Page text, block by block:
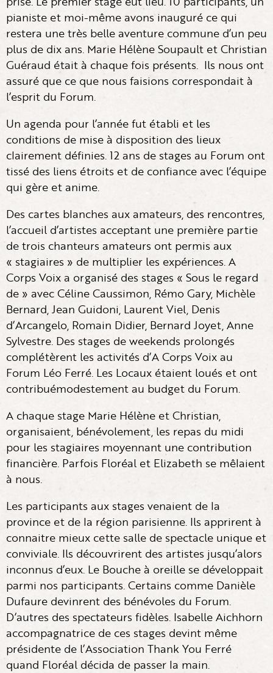
pianiste et moi-même avons inauguré ce qui
restera une très belle aventure commune d’un peu
plus de dix ans. Marie Hélène Soupault et Christian
Guéraud était à chaque fois présents. Ils nous ont
assuré que ce que nous faisions correspondait à
l’esprit du Forum.
Un agenda pour l’année fut établi et les
conditions de mise à disposition des lieux
clairement définies. 12 ans de stages au Forum ont
tissé des liens étroits et de confiance avec l’équipe
qui gère et anime.
Des cartes blanches aux amateurs, des rencontres,
l’accueil d’artistes acceptant une première partie
de trois chanteurs amateurs ont permis aux
« stagiaires » de multiplier les expériences. A
Corps Voix a organisé des stages « Sous le regard
de » avec Céline Caussimon, Rémo Gary, Michèle
Bernard, Jean Guidoni, Laurent Viel, Denis
d’Arcangelo, Romain Didier, Bernard Joyet, Anne
Sylvestre. Des stages de weekends prolongés
complétèrent les activités d’A Corps Voix au
Forum Léo Ferré. Les Locaux étaient loués et ont
contribuémodestement au budget du Forum.
A chaque stage Marie Hélène et Christian,
organisaient, bénévolement, les repas du midi
pour les stagiaires moyennant une contribution
financière. Parfois Floréal et Elizabeth se mêlaient
à nous.
Les participants aux stages venaient de la
province et de la région parisienne. Ils apprirent à
connaitre mieux cette salle de spectacle unique et
conviviale. Ils découvrirent des artistes jusqu’alors
inconnus d’eux. Le Bouche à oreille se développait
parmi nos participants. Certains comme Danièle
Dufaure devinrent des bénévoles du Forum.
D’autres des spectateurs fidèles. Isabelle Aichhorn
accompagnatrice de ces stages devint même
présidente de l’Association Thank You Ferré
quand Floréal décida de passer la main.